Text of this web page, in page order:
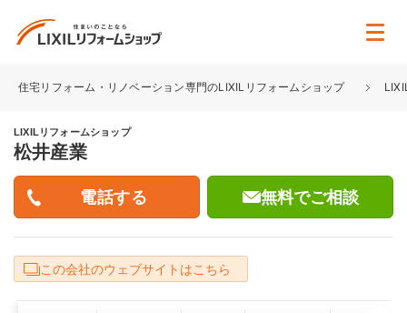
住宅リフォーム・リノベーション専門のLIXILリフォームショップ
LIXILリフォームショップ
松井産業
無料でご相談
この会社のウェブサイトはこちら